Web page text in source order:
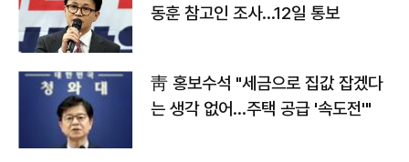
동훈 참고인 조사...12일 통보
靑 홍보수석 "세금으로 집값 잡겠다
는 생각 없어…주택 공급 '속도전'"